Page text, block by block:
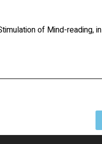
of Mind-reading, in